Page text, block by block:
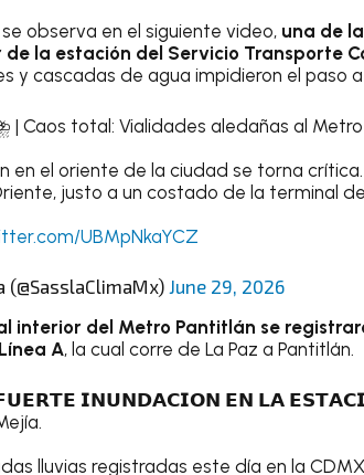
observa en el siguiente video, una de
la estación del Servicio Transporte
y cascadas de agua impidieron el paso
| Caos total: Vialidades aledañas al
en el oriente de la ciudad se torna
justo a un costado de la terminal
UBMpNkaYCZ
(@SasslaClimaMx) June 29, 2026
interior del Metro Pantitlán se
A, la cual corre de La Paz a Pantitlán.
𝗜𝗡𝗨𝗡𝗗𝗔𝗖𝗜𝗢𝗡 𝗘𝗡 𝗟𝗔
lluvias registradas este día en la